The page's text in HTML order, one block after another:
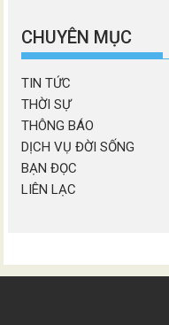
mục
CHUYÊN MỤC
TIN TỨC
THỜI SỰ
THÔNG BÁO
DỊCH VỤ ĐỜI SỐNG
BẠN ĐỌC
LIÊN LẠC